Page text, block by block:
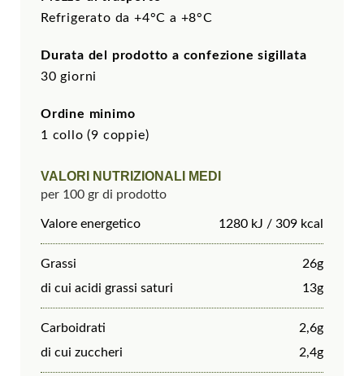
Refrigerato da +4°C a +8°C
Durata del prodotto a confezione sigillata
30 giorni
Ordine minimo
1 collo (9 coppie)
VALORI NUTRIZIONALI MEDI
per 100 gr di prodotto
Valore energetico 1280 kJ / 309 kcal
Grassi
26g
di cui acidi grassi saturi
13g
Carboidrati
2,6g
di cui zuccheri
2,4g